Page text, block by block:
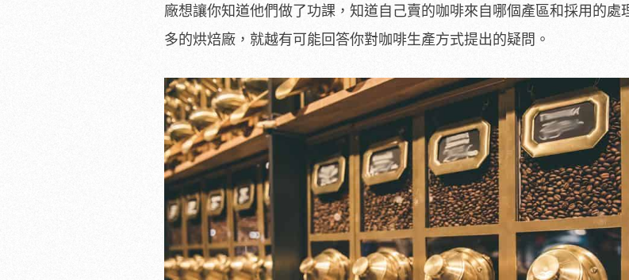
廠想讓你知道他們做了功課，知道自己賣的咖啡來自哪個產區和採用的處
多的烘焙廠，就越有可能回答你對咖啡生產方式提出的疑問。